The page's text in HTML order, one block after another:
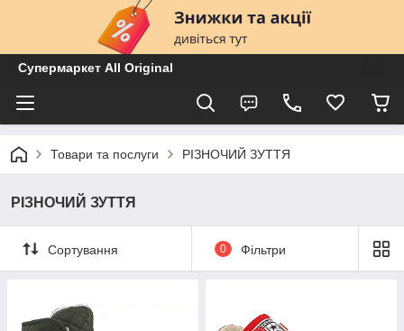
Супермаркет All Original
Товари та послуги РІЗНОЧИЙ ЗУТТЯ
РІЗНОЧИЙ ЗУТТЯ
Сортування 0 Фільтри